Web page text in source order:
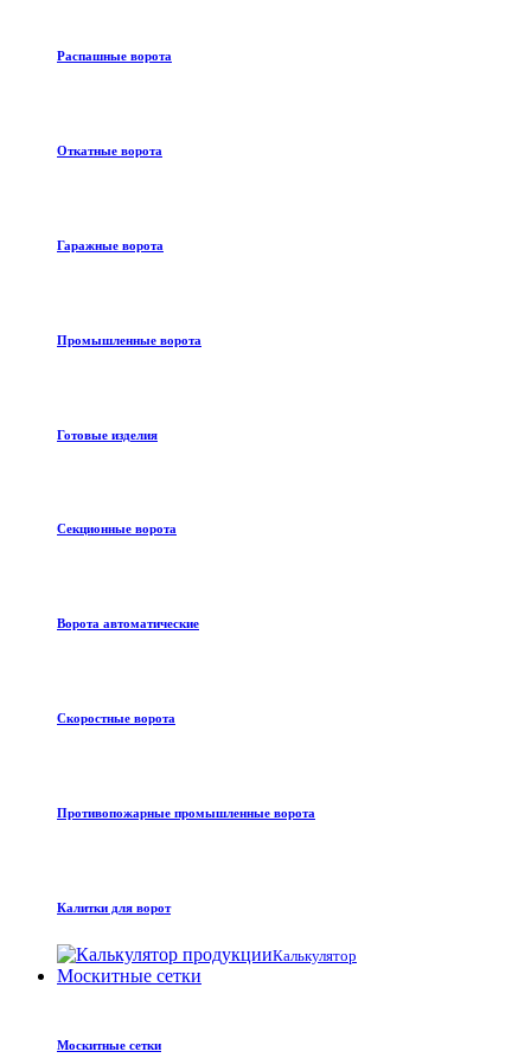
Распашные ворота
Откатные ворота
Гаражные ворота
Промышленные ворота
Готовые изделия
Секционные ворота
Ворота автоматические
Скоростные ворота
Противопожарные промышленные ворота
Калитки для ворот
Калькулятор
Москитные сетки
Москитные сетки